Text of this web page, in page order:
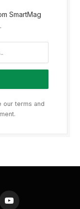
SmartMag
our terms and
YouTube